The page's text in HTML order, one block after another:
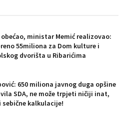
ministar Memić realizovao:
55miliona za Dom kulture i
dvorišta u Ribarićima
650 miliona javnog duga opšine
SDA, ne može trpjeti ničiji inat,
kalkulacije!